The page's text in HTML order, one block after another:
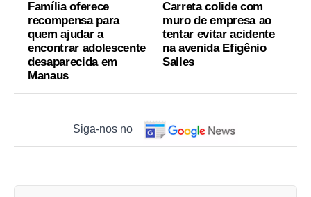
Família oferece
recompensa para
quem ajudar a
encontrar adolescente
desaparecida em
Manaus
Carreta colide com
muro de empresa ao
tentar evitar acidente
na avenida Efigênio
Salles
Siga-nos no